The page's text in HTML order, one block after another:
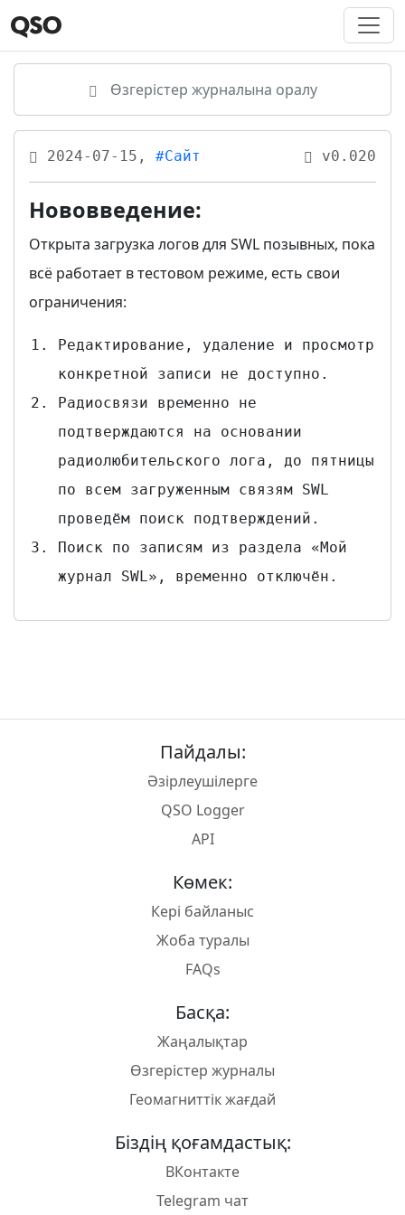
Өзгерістер журналына оралу
2024-07-15, #Сайт v0.020
Нововведение:
Открыта загрузка логов для SWL позывных, пока
всё работает в тестовом режиме, есть свои
ограничения:
Редактирование, удаление и просмотр
конкретной записи не доступно.
Радиосвязи временно не
подтверждаются на основании
радиолюбительского лога, до пятницы
по всем загруженным связям SWL
проведём поиск подтверждений.
Поиск по записям из раздела «Мой
журнал SWL», временно отключён.
Пайдалы:
Әзірлеушілерге
QSO Logger
API
Көмек:
Кері байланыс
Жоба туралы
FAQs
Басқа:
Жаңалықтар
Өзгерістер журналы
Геомагниттік жағдай
Біздің қоғамдастық:
ВКонтакте
Telegram чат